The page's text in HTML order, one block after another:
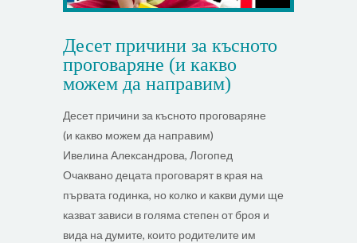
Десет причини за късното
проговаряне (и какво
можем да направим)
Десет причини за късното проговаряне
(и какво можем да направим)
Ивелина Александрова, Логопед
Очаквано децата проговарят в края на
първата годинка, но колко и какви думи ще
казват зависи в голяма степен от броя и
вида на думите, които родителите им